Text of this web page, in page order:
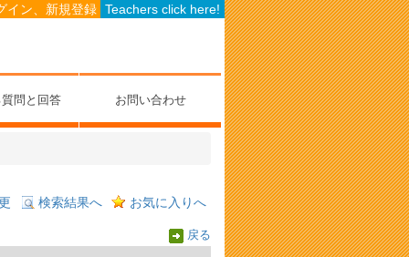
イン、新規登録 Teachers click here!
問と回答 お問い合わせ
検索結果へ お気に入りへ
戻る